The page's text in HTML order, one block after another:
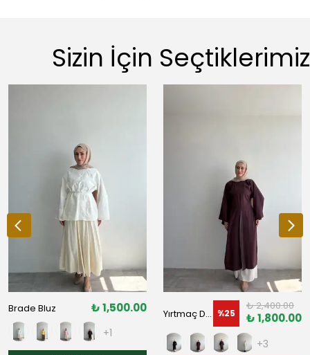
Sizin İçin Seçtiklerimiz
Brade Bluz ₺ 1,500.00
+1
Yırtmaç Detaylı Tunik %25
₺ 2,400.00
₺ 1,800.00
+3